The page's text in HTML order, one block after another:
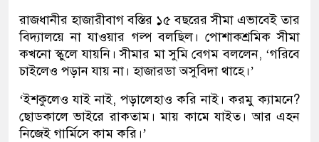
রাজধানীর হাজারীবাগ বস্তির ১৫ বছরের সীমা এভাবেই তার
বিদ্যালয়ে না যাওয়ার গল্প বলছিল। পোশাকশ্রমিক সীমা
কখনো স্কুলে যায়নি। সীমার মা সুমি বেগম বললেন, ‘গরিবে
চাইলেও পড়ান যায় না। হাজারডা অসুবিদা থাহে।’
‘ইশকুলেও যাই নাই, পড়ালেহাও করি নাই। করমু ক্যামনে?
ছোডকালে ভাইরে রাকতাম। মায় কামে যাইত। আর এহন
নিজেই গার্মিসে কাম করি।’